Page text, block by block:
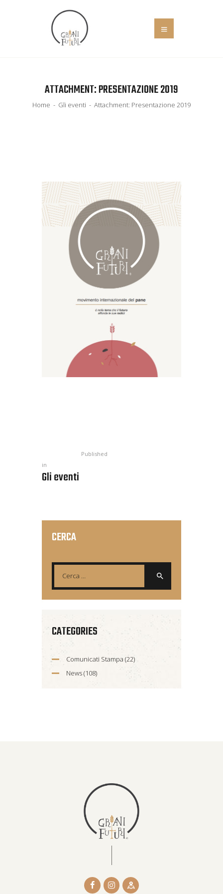
ATTACHMENT: PRESENTAZIONE 2019
Home Gli eventi Attachment: Presentazione 2019
COS’È
EVENTI
Published
in
Gli eventi
CERCA
CATEGORIES
Comunicati Stampa (22)
News(108)